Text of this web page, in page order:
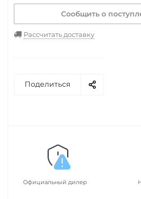
Сообщить о
Рассчитать доставку
Поделиться
Официальный дилер